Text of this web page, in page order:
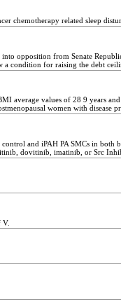
chemotherapy related sleep
opposition from Senate
a condition for raising the debt
average values of 28 9 years
women with disease
and iPAH PA SMCs in both
dovitinib, imatinib, or Src
V.